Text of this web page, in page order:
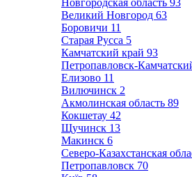
Новгородская область 93
Великий Новгород 63
Боровичи 11
Старая Русса 5
Камчатский край 93
Петропавловск-
Елизово 11
Вилючинск 2
Акмолинская область 89
Кокшетау 42
Щучинск 13
Макинск 6
Северо-Казахстанская
Петропавловск 70